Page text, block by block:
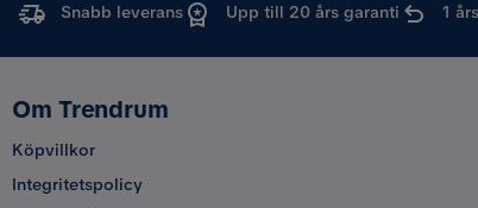
Snabb leverans Upp till 20 års garanti 1
Om Trendrum
Köpvillkor
Integritetspolicy